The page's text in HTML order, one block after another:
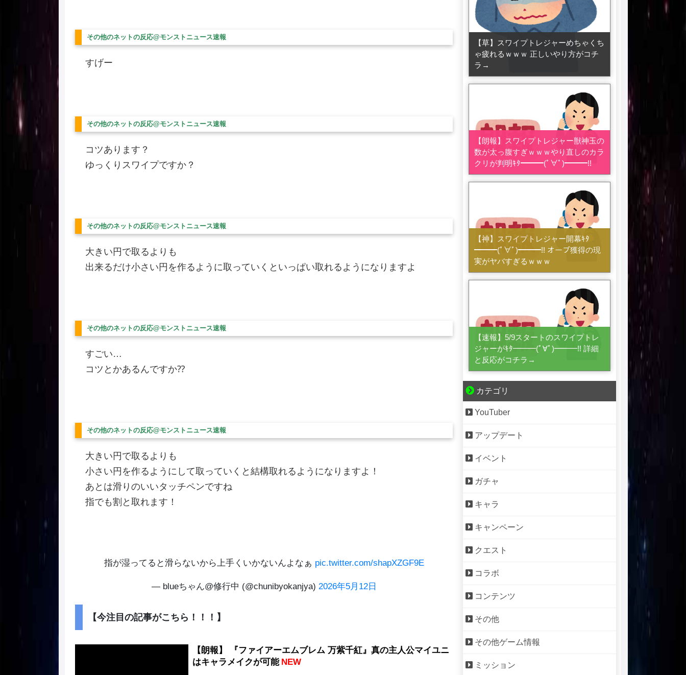
その他のネットの反応@モンストニュース速報
すげー
その他のネットの反応@モンストニュース速報
コツあります？
ゆっくりスワイプですか？
その他のネットの反応@モンストニュース速報
大きい円で取るよりも
出来るだけ小さい円を作るように取っていくといっぱい取れるようになりますよ
その他のネットの反応@モンストニュース速報
すごい…
コツとかあるんですか⁇
その他のネットの反応@モンストニュース速報
大きい円で取るよりも
小さい円を作るようにして取っていくと結構取れるようになりますよ！
あとは滑りのいいタッチペンですね
指でも割と取れます！
指が湿ってると滑らないから上手くいかないんよなぁ pic.twitter.com/shapXZGF9E
— blueちゃん@修行中 (@chunibyokanjya) 2026年5月12日
【今注目の記事がこちら！！！】
【朗報】 『ファイアーエムブレム 万紫千紅』真の主人公マイユニ
はキャラメイクが可能 NEW
【草】スワイプトレジャーめちゃくち
ゃ疲れるｗｗｗ 正しいやり方がコチ
ラ→
【朗報】スワイプトレジャー獣神玉の
数が太っ腹すぎｗｗｗやり直しのカラ
クリが判明ｷﾀ━━━(ﾟ∀ﾟ)━━━!!
【神】スワイプトレジャー開幕ｷﾀ
━━━(ﾟ∀ﾟ)━━━!! オーブ獲得の現
実がヤバすぎるｗｗｗ
【速報】5/9スタートのスワイプトレ
ジャーがｷﾀ━━━(ﾟ∀ﾟ)━━━!! 詳細
と反応がコチラ→
カテゴリ
YouTuber
アップデート
イベント
ガチャ
キャラ
キャンペーン
クエスト
コラボ
コンテンツ
その他
その他ゲーム情報
ミッション